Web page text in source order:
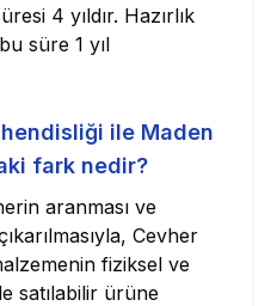
4 yıldır. Hazırlık
süre 1 yıl
ile Maden
fark nedir?
aranması ve
Cevher
fiziksel ve
satılabilir ürüne